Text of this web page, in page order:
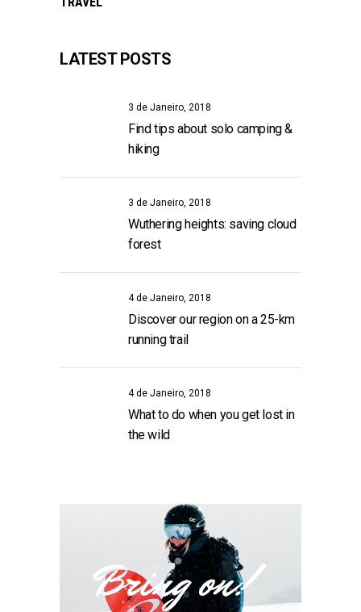
LATEST POSTS
3 de Janeiro, 2018
Find tips about solo camping &
hiking
3 de Janeiro, 2018
Wuthering heights: saving cloud
forest
4 de Janeiro, 2018
Discover our region on a 25-km
running trail
4 de Janeiro, 2018
What to do when you get lost in
the wild